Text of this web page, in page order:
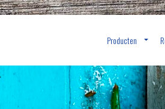
Producten